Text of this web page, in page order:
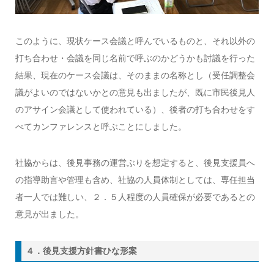
このように、現状ケース会議と呼んでいるものと、それ以外の
打ち合わせ・会議を同じ名前で呼ぶのかどうかも討議を行った
結果、現在のケース会議は、そのままの名称とし（受任調整会
議がよいのではないかとの意見も出ましたが、既に市民後見人
のアサイン会議として使われている）、後者の打ち合わせをす
べてカンファレンスと呼ぶことにしました。
社協からは、後見事務の運営ぶりを想定すると、後見支援員へ
の指導助言や管理も含め、社協の人員体制としては、専任担当
者一人では難しい、２．５人程度の人員確保が必要であるとの
意見が出ました。
４．後見支援方針書ひな形案